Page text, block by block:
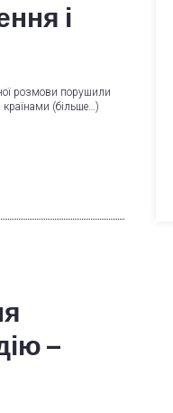
і
розмови порушили
(більше…)
–